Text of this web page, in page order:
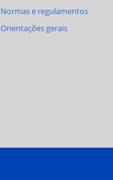
Normas e regulamentos
Orientações gerais